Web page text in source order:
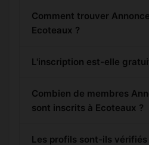
Comment trouver
Ecoteaux ?
L'inscription est-elle
Combien de membres
sont inscrits à Ecoteaux ?
Les profils sont-ils vérifiés